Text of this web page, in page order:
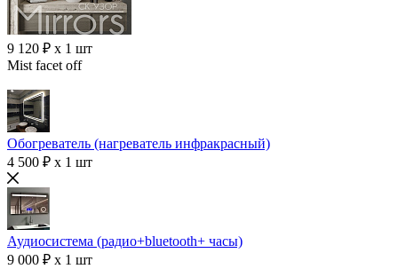
9 120 ₽ x 1 шт
Mist facet off
Обогреватель (нагреватель инфракрасный)
4 500 ₽ x 1 шт
Аудиосистема (радио+bluetooth+ часы)
9 000 ₽ x 1 шт